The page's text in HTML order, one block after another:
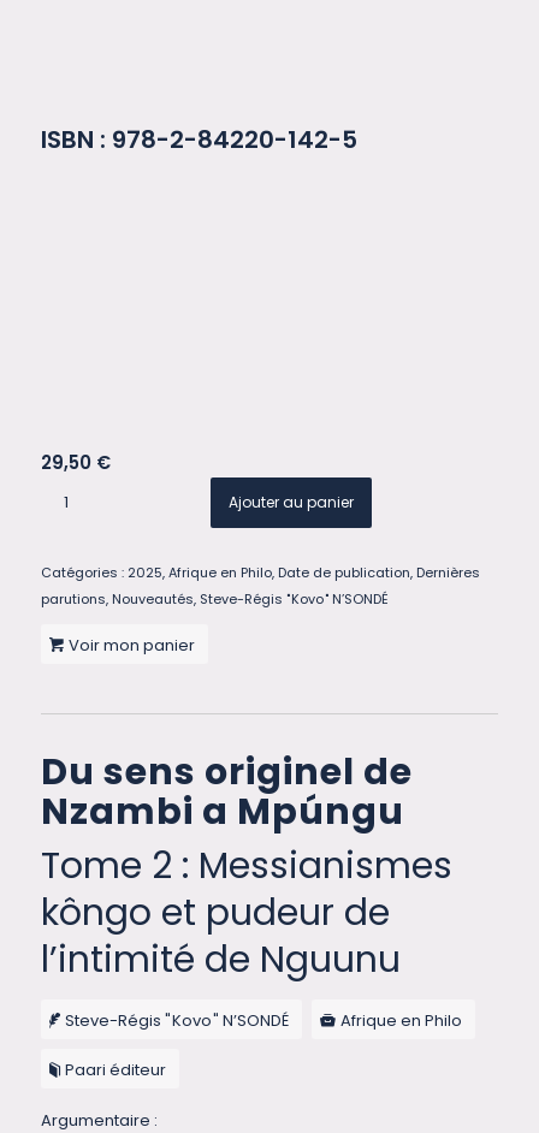
ISBN : 978-2-84220-142-5
29,50 €
Ajouter au panier
Catégories : 2025,Afrique en Philo, Date de publication, Dernières
parutions, Nouveautés, Steve-Régis " Kovo " N’SONDÉ
Voir mon panier
Du sens originel de
Nzambi a Mpúngu
Tome 2 : Messianismes
kôngo et pudeur de
l’intimité de Nguunu
Steve-Régis " Kovo " N’SONDÉ Afrique en Philo
Paari éditeur
Argumentaire :